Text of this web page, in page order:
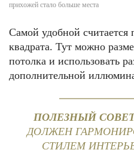
прихожей стало больше места
Самой удобной
квадрата. Тут можно
потолка и использовать
дополнительной
ПОЛЕЗНЫЙ
ДОЛЖЕН
СТИЛЕМ